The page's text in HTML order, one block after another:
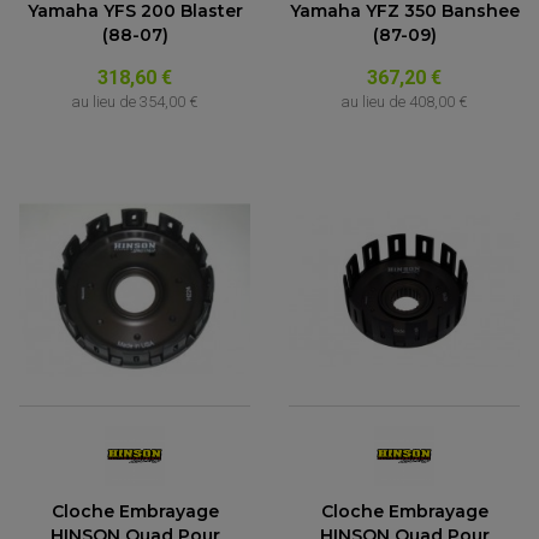
KIT DÉCO QUAD / SSV
PROTÈGE-MAINS
PONTETS / REHAUSSES DE GUIDON
Yamaha YFS 200 Blaster
(88-07)
318,60 €
au lieu de 354,00 €
Yamaha YFZ 350 Banshee
(87-09)
367,20 €
au lieu de 408,00 €
Cloche Embrayage
Cloche Embrayage